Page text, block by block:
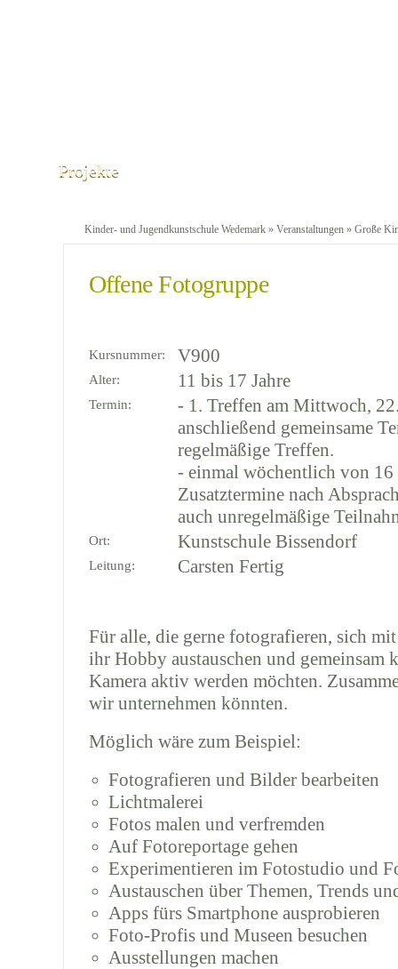
Projekte
Kinder- und Jugendkunstschule Wedemark » Veranstaltungen » Große
Offene Fotogruppe
Kursnummer: V900
Alter: 11 bis 17 Jahre
Termin:
- 1. Treffen am Mittwoch,
anschließend gemeinsame
regelmäßige Treffen.
- einmal wöchentlich von
Zusatztermine nach
auch unregelmäßige
Ort: Kunstschule Bissendorf
Leitung: Carsten Fertig
Für alle, die gerne fotografieren, sich
ihr Hobby austauschen und gemeinsam
Kamera aktiv werden möchten.
wir unternehmen könnten.
Möglich wäre zum Beispiel:
Fotografieren und Bilder bearbeiten
Lichtmalerei
Fotos malen und verfremden
Auf Fotoreportage gehen
Experimentieren im Fotostudio und
Austauschen über Themen, Trends
Apps fürs Smartphone ausprobieren
Foto-Profis und Museen besuchen
Ausstellungen machen